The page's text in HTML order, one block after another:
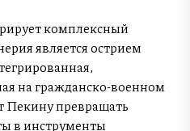
комплексный
является острием
на гражданско-военном
Пекину превращать
в инструменты